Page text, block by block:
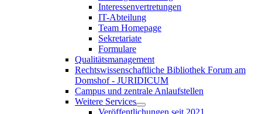
Interessenvertretungen
IT-Abteilung
Team Homepage
Sekretariate
Formulare
Qualitätsmanagement
Rechtswissenschaftliche Bibliothek Forum am
Domshof - JURIDICUM
Campus und zentrale Anlaufstellen
Weitere Services
Veröffentlichungen seit 2021